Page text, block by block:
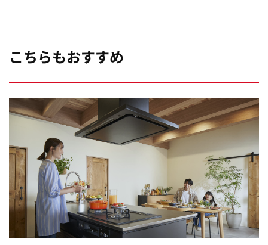
こちらもおすすめ